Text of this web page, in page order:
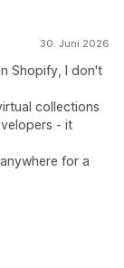
30. Juni 2026
Shopify, I don't
collections
- it
for a